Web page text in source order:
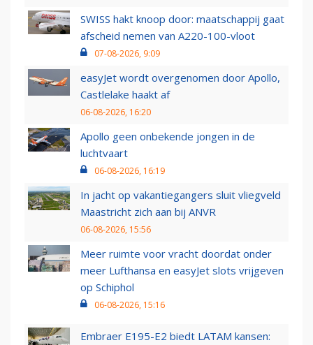
SWISS hakt knoop door: maatschappij gaat
afscheid nemen van A220-100-vloot
07-08-2026, 9:09
easyJet wordt overgenomen door Apollo,
Castlelake haakt af
06-08-2026, 16:20
Apollo geen onbekende jongen in de
luchtvaart
06-08-2026, 16:19
In jacht op vakantiegangers sluit vliegveld
Maastricht zich aan bij ANVR
06-08-2026, 15:56
Meer ruimte voor vracht doordat onder
meer Lufthansa en easyJet slots vrijgeven
op Schiphol
06-08-2026, 15:16
Embraer E195-E2 biedt LATAM kansen: